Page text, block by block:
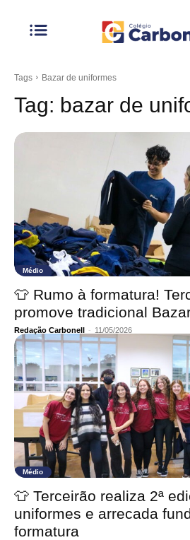
Tags Bazar de uniformes
Tag: bazar de
Médio
👕 Rumo à formatura!
promove tradicional
Redação Carbonell - 11/05/2026
Médio
👕 Terceirão realiza 2ª
uniformes e arrecada
formatura